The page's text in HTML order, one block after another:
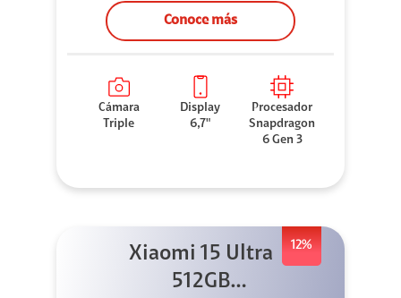
Conoce más
Cámara
Triple
Display
6,7"
Procesador
Snapdragon
6 Gen 3
12%
Xiaomi 15 Ultra
512GB